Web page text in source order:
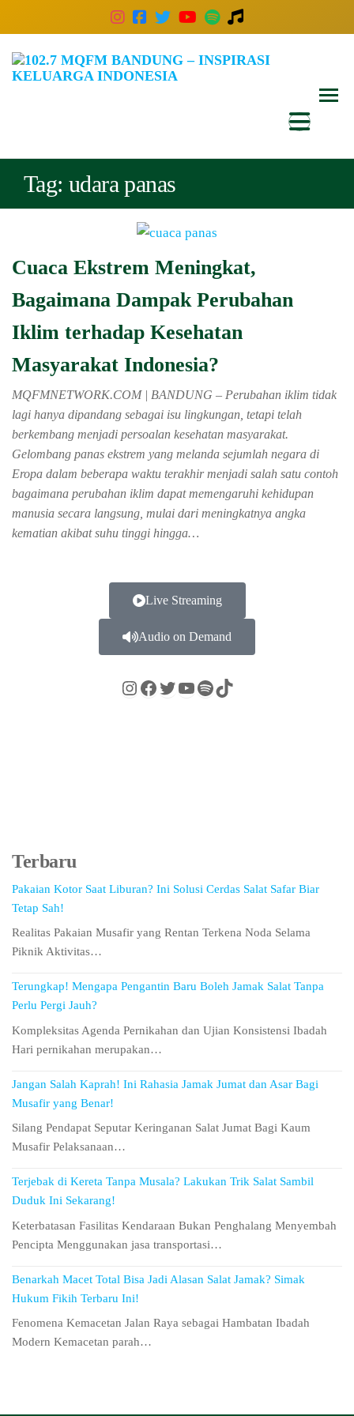
Tag: udara panas
Cuaca Ekstrem Meningkat,
Bagaimana Dampak Perubahan
Iklim terhadap Kesehatan
Masyarakat Indonesia?
MQFMNETWORK.COM | BANDUNG – Perubahan iklim tidak
lagi hanya dipandang sebagai isu lingkungan, tetapi telah
berkembang menjadi persoalan kesehatan masyarakat.
Gelombang panas ekstrem yang melanda sejumlah negara di
Eropa dalam beberapa waktu terakhir menjadi salah satu contoh
bagaimana perubahan iklim dapat memengaruhi kehidupan
manusia secara langsung, mulai dari meningkatnya angka
kematian akibat suhu tinggi hingga…
Live Streaming
Audio on Demand
Terbaru
Pakaian Kotor Saat Liburan? Ini Solusi Cerdas Salat Safar Biar
Tetap Sah!
Realitas Pakaian Musafir yang Rentan Terkena Noda Selama
Piknik Aktivitas…
Terungkap! Mengapa Pengantin Baru Boleh Jamak Salat Tanpa
Perlu Pergi Jauh?
Kompleksitas Agenda Pernikahan dan Ujian Konsistensi Ibadah
Hari pernikahan merupakan…
Jangan Salah Kaprah! Ini Rahasia Jamak Jumat dan Asar Bagi
Musafir yang Benar!
Silang Pendapat Seputar Keringanan Salat Jumat Bagi Kaum
Musafir Pelaksanaan…
Terjebak di Kereta Tanpa Musala? Lakukan Trik Salat Sambil
Duduk Ini Sekarang!
Keterbatasan Fasilitas Kendaraan Bukan Penghalang Menyembah
Pencipta Menggunakan jasa transportasi…
Benarkah Macet Total Bisa Jadi Alasan Salat Jamak? Simak
Hukum Fikih Terbaru Ini!
Fenomena Kemacetan Jalan Raya sebagai Hambatan Ibadah
Modern Kemacetan parah…